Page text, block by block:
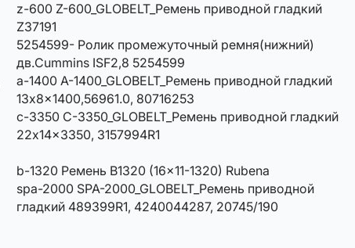
z-600 Z-600_GLOBELT_Ремень приводной гладкий
Z37191
5254599- Ролик промежуточный ремня(нижний)
дв.Cummins ISF2,8 5254599
a-1400 A-1400_GLOBELT_Ремень приводной гладкий
13x8x1400,56961.0, 80716253
c-3350 C-3350_GLOBELT_Ремень приводной гладкий
22x14x3350, 3157994R1
b-1320 Ремень B1320 (16x11-1320) Rubena
spa-2000 SPA-2000_GLOBELT_Ремень приводной
гладкий 489399R1, 4240044287, 20745/190